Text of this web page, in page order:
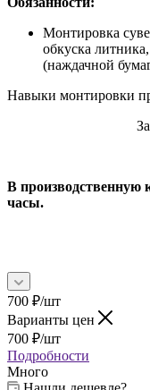
Монтировка
обкуска
(наждачной
Навыки монтировки
В производственную
часы.
700 ₽/шт
Варианты цен
700 ₽/шт
Подробности
Много